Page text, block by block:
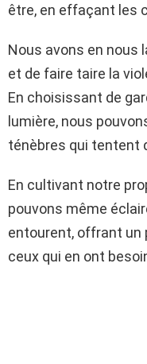
être, en effaçant les
Nous avons en nous
et de faire taire la
En choisissant de
lumière, nous
ténèbres qui tentent
En cultivant notre
pouvons même
entourent, offrant un
ceux qui en ont